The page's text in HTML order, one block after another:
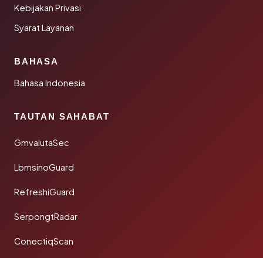
Kebijakan Privasi
Syarat Layanan
BAHASA
Bahasa Indonesia
TAUTAN SAHABAT
GmvalutaSec
LbmsinoGuard
RefreshiGuard
SerpongtRadar
ConectiqScan